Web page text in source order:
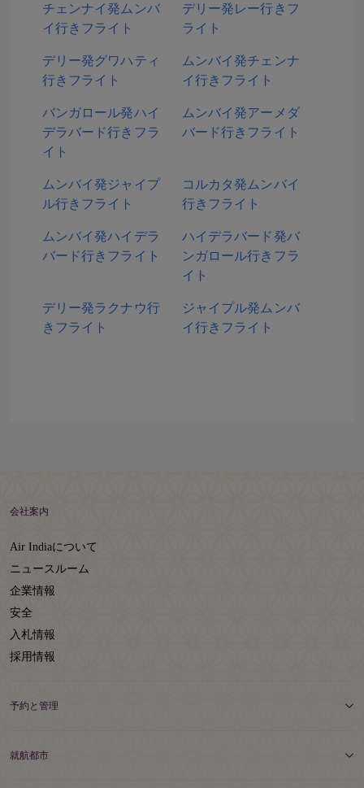
チェンナイ発ムンバ
イ行きフライト
デリー発レー行きフ
ライト
デリー発グワハティ
行きフライト
ムンバイ発チェンナ
イ行きフライト
バンガロール発ハイ
デラバード行きフラ
イト
ムンバイ発アーメダ
バード行きフライト
ムンバイ発ジャイプ
ル行きフライト
コルカタ発ムンバイ
行きフライト
ムンバイ発ハイデラ
バード行きフライト
ハイデラバード発バ
ンガロール行きフラ
イト
デリー発ラクナウ行
きフライト
ジャイプル発ムンバ
イ行きフライト
会社案内
Air Indiaについて
ニュースルーム
企業情報
安全
入札情報
採用情報
予約と管理
就航都市